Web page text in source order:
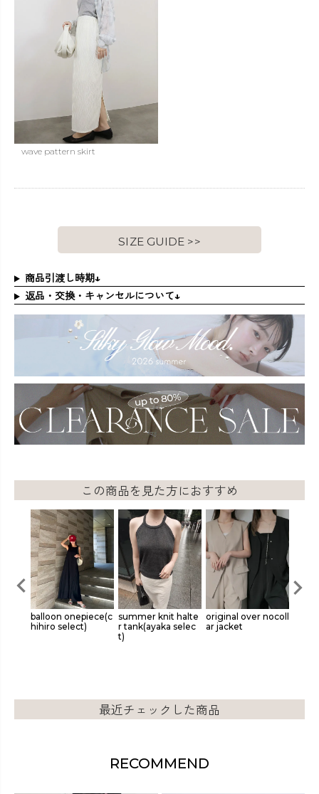
wave pattern skirt
SIZE GUIDE >>
商品引渡し時期↓
返品・交換・キャンセルについて↓
この商品を見た方におすすめ
balloon onepiece(c
hihiro select)
summer knit halte
r tank(ayaka selec
t)
original over nocoll
ar jacket
最近チェックした商品
RECOMMEND